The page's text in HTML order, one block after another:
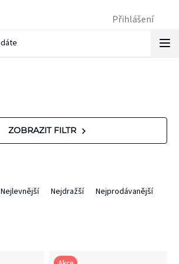
Přihlášení
Nejlevnější Nejdražší
Nejprodávanější
ZOBRAZIT FILTR